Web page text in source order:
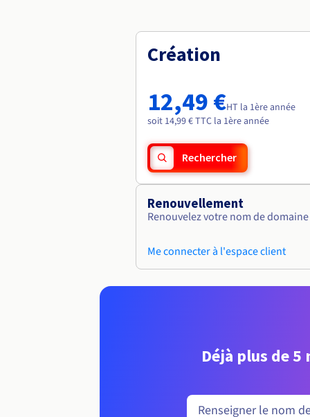
Création
12,49 €HT la 1ère année
soit 14,99 € TTC la 1ère année
Rechercher
Renouvellement
Renouvelez votre nom de
Me connecter à l'espace client
Déjà plus de